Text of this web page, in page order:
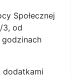
Społecznej
3, od
dodatkami